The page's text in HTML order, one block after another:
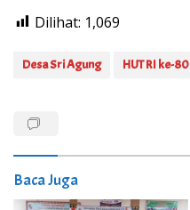
Dilihat: 1,069
Desa Sri Agung HUT RI ke-80
Baca Juga